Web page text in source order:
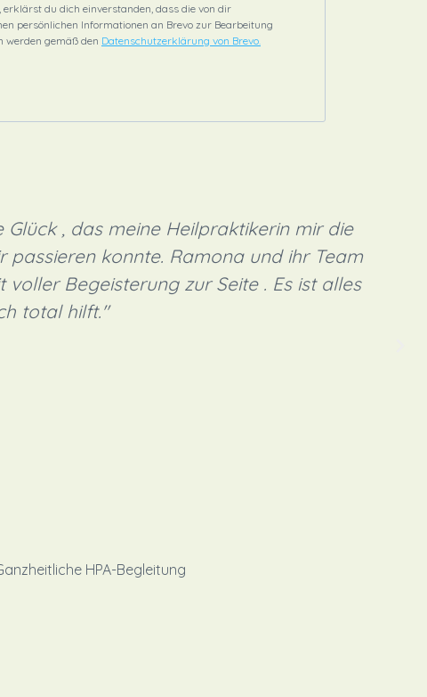
erklärst du dich einverstanden, dass die von dir
persönlichen Informationen an Brevo zur Bearbeitung
werden gemäß den Datenschutzerklärung von Brevo.
, das meine Heilpraktikerin mir die
konnte. Ramona und ihr Team
Begeisterung zur Seite . Es ist alles
total hilft."